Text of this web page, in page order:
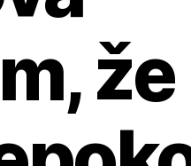
že